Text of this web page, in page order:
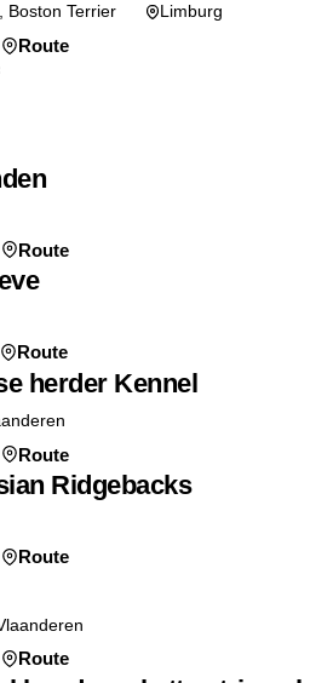
Boston Terrier Limburg
Route
Route
Route
herder Kennel
Route
Ridgebacks
Route
Route